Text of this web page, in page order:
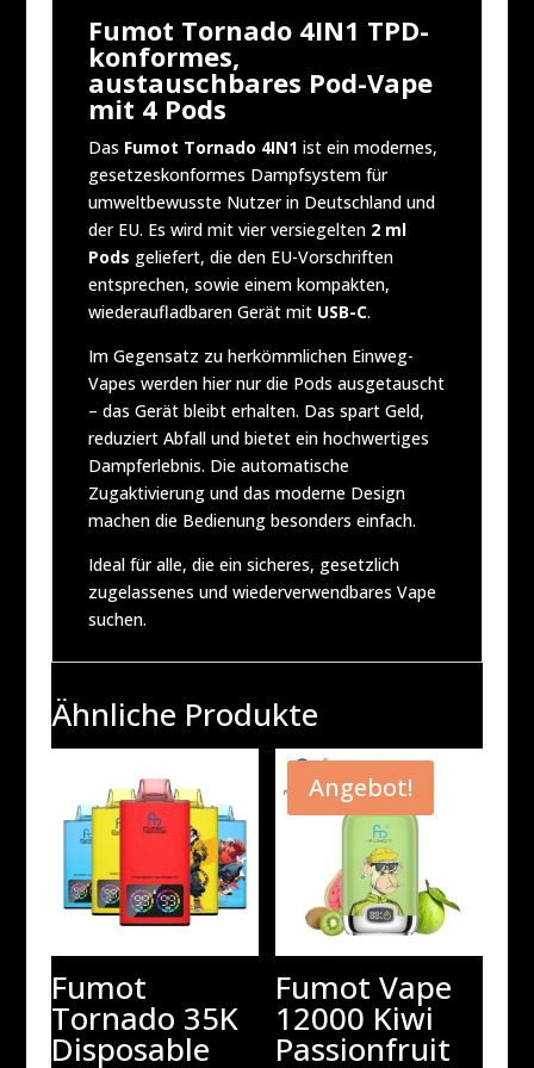
Fumot Tornado 4IN1 TPD-
konformes,
austauschbares Pod-Vape
mit 4 Pods
Das Fumot Tornado 4IN1 ist ein modernes,
gesetzeskonformes Dampfsystem für
umweltbewusste Nutzer in Deutschland und
der EU. Es wird mit vier versiegelten 2 ml
Pods geliefert, die den EU-Vorschriften
entsprechen, sowie einem kompakten,
wiederaufladbaren Gerät mit USB-C.
Im Gegensatz zu herkömmlichen Einweg-
Vapes werden hier nur die Pods ausgetauscht
– das Gerät bleibt erhalten. Das spart Geld,
reduziert Abfall und bietet ein hochwertiges
Dampferlebnis. Die automatische
Zugaktivierung und das moderne Design
machen die Bedienung besonders einfach.
Ideal für alle, die ein sicheres, gesetzlich
zugelassenes und wiederverwendbares Vape
suchen.
Ähnliche Produkte
Fumot
Tornado 35K
Disposable
Angebot!
Fumot Vape
12000 Kiwi
Passionfruit